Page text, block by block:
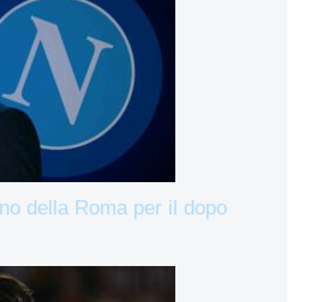
della Roma per il dopo